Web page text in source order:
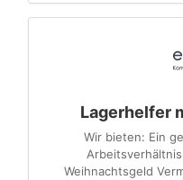
Lagerhelfer
Wir bieten: Ein
Weihnachtsgeld